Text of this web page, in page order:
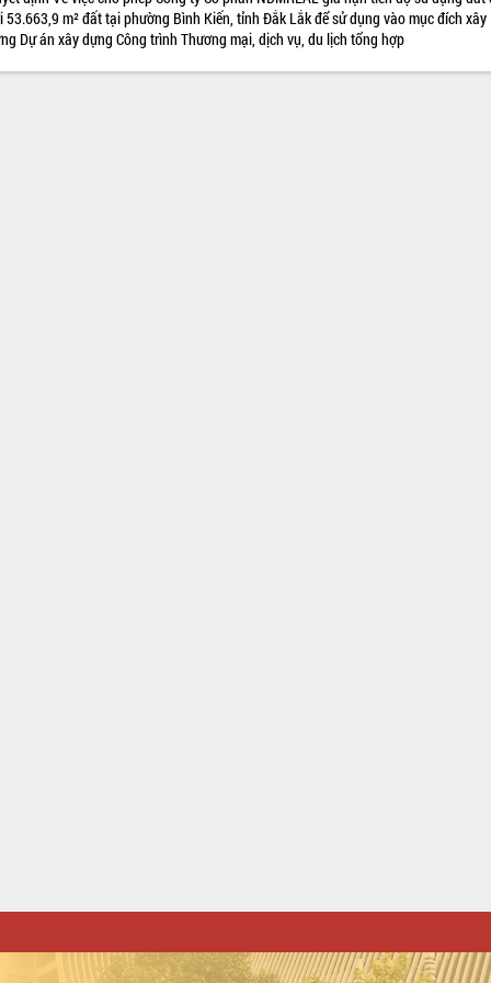
53.663,9 m² đất tại phường Bình Kiến, tỉnh Đắk Lắk để sử dụng vào mục đích xây
Dự án xây dựng Công trình Thương mại, dịch vụ, du lịch tổng hợp